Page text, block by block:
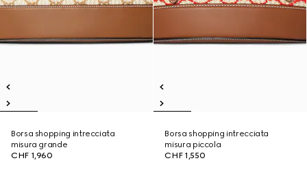
Borsa shopping intrecciata
misura grande
CHF 1,960
Borsa shopping intrecciata
misura piccola
CHF 1,550